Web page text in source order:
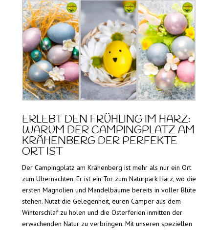
ERLEBT DEN FRÜHLING IM HARZ:
WARUM DER CAMPINGPLATZ AM
KRÄHENBERG DER PERFEKTE
ORT IST
Der Campingplatz am Krähenberg ist mehr als nur ein Ort
zum Übernachten. Er ist ein Tor zum Naturpark Harz, wo die
ersten Magnolien und Mandelbäume bereits in voller Blüte
stehen. Nutzt die Gelegenheit, euren Camper aus dem
Winterschlaf zu holen und die Osterferien inmitten der
erwachenden Natur zu verbringen. Mit unseren speziellen